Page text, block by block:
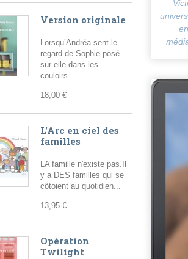
Version originale
Lorsqu’Andréa sent le
regard de Sophie posé
sur elle dans les
couloirs...
18,00 €
L'Arc en ciel des
familles
LA famille n'existe pas.Il
y a DES familles qui se
côtoient au quotidien...
13,95 €
Opération
Twilight